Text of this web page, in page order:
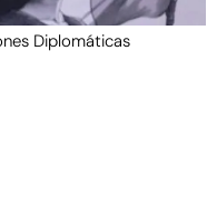
Diplomáticas